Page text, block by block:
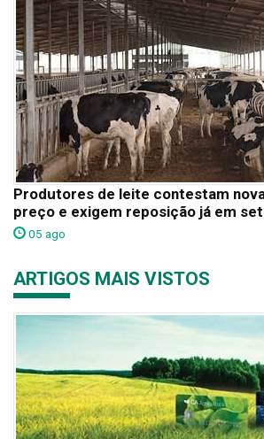
Produtores de leite contestam
preço e exigem reposição já em
05 ago
ARTIGOS MAIS VISTOS